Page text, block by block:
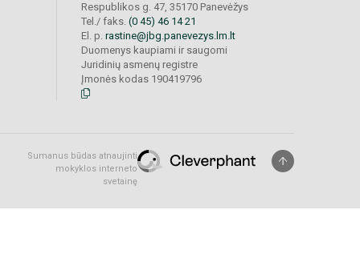
Respublikos g. 47, 35170 Panevėžys
Tel./ faks. (0 45) 46 14 21
El. p. rastine@jbg.panevezys.lm.lt
Duomenys kaupiami ir saugomi
Juridinių asmenų registre
Įmonės kodas 190419796
Sumanus būdas atnaujinti
mokyklos interneto
svetainę